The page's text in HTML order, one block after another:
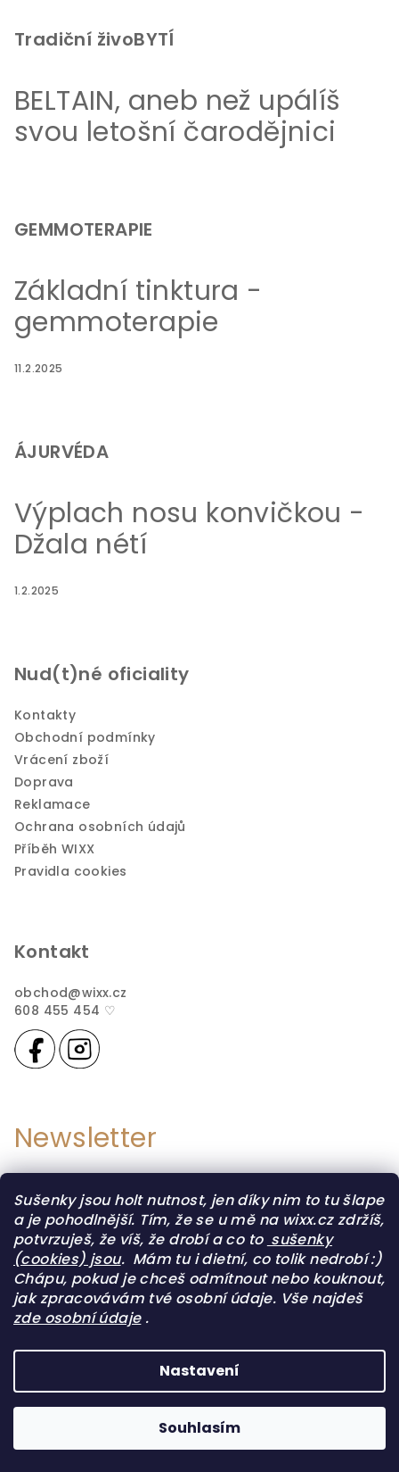
Sušenky jsou holt nutnost, jen díky nim to tu šlape
a je pohodlnější. Tím, že se u mě na wixx.cz zdržíš,
potvrzuješ, že víš, že drobí a co to sušenky
(cookies) jsou. Mám tu i dietní, co tolik nedrobí :)
Chápu, pokud je chceš odmítnout nebo kouknout,
jak zpracovávám tvé osobní údaje. Vše najdeš
zde osobní údaje.
Nastavení
Souhlasím
Tradiční živoBYTÍ
BELTAIN, aneb než upálíš
svou letošní čarodějnici
GEMMOTERAPIE
Základní tinktura -
gemmoterapie
11.2.2025
ÁJURVÉDA
Výplach nosu konvičkou -
Džala nétí
1.2.2025
Nud(t)né oficiality
Kontakty
Obchodní podmínky
Vrácení zboží
Doprava
Reklamace
Ochrana osobních údajů
Příběh WIXX
Pravidla cookies
Kontakt
obchod@wixx.cz
608 455 454 ♡
Newsletter
Novinky
KDY A KDE se uvidíme v
PROSINCI
KDY A KDE se uvidíme v